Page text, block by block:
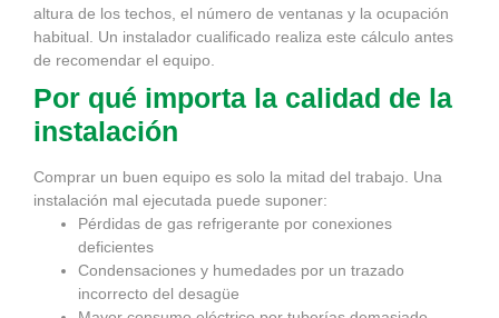
altura de los techos, el número de ventanas y la ocupación
habitual. Un instalador cualificado realiza este cálculo antes
de recomendar el equipo.
Por qué importa la calidad de la
instalación
Comprar un buen equipo es solo la mitad del trabajo. Una
instalación mal ejecutada puede suponer:
Pérdidas de gas refrigerante por conexiones
deficientes
Condensaciones y humedades por un trazado
incorrecto del desagüe